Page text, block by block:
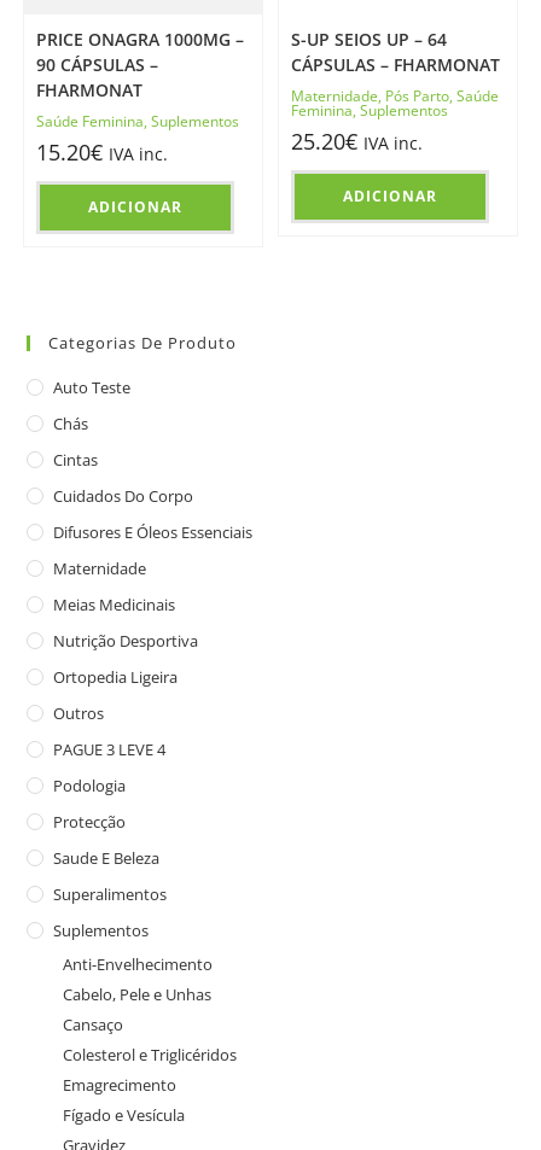
PRICE ONAGRA 1000MG –
90 CÁPSULAS –
FHARMONAT
Saúde Feminina, Suplementos
15.20€ IVA inc.
ADICIONAR
S-UP SEIOS UP – 64
CÁPSULAS – FHARMONAT
Maternidade, Pós Parto,Saúde
Feminina,Suplementos
25.20€ IVA inc.
ADICIONAR
Categorias De Produto
Auto Teste
Chás
Cintas
Cuidados Do Corpo
Difusores E Óleos Essenciais
Maternidade
Meias Medicinais
Nutrição Desportiva
Ortopedia Ligeira
Outros
PAGUE 3 LEVE 4
Podologia
Protecção
Saude E Beleza
Superalimentos
Suplementos
Anti-Envelhecimento
Cabelo, Pele e Unhas
Cansaço
Colesterol e Triglicéridos
Emagrecimento
Fígado e Vesícula
Gravidez